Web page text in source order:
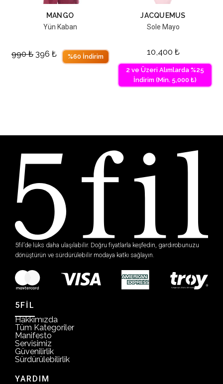
MANGO
Yün Kaban
990₺ 396 ₺ %60 İndirim
JACQUEMUS
Sole Mayo
10,400 ₺
2 ve Üzeri Alımlarda %25
İndirim (Min. 5,000 ₺)
5fil’de lüks daha ulaşılabilir. Doğru fiyatlarla keşfedin, gardırobunuzu
dönüştürün ve sürdürülebilir modaya katkı sağlayın.
5FİL
Hakkımızda
Tüm Kategoriler
Manifesto
Servisimiz
Güvenilirlik
Sürdürülebilirlik
YARDIM